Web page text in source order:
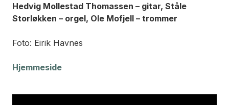
Hedvig Mollestad Thomassen – gitar, Ståle
Storløkken – orgel, Ole Mofjell – trommer
Foto: Eirik Havnes
Hjemmeside